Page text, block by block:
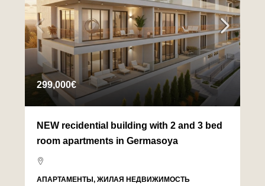
299,000€
NEW recidential building with 2 and 3 bed
room apartments in Germasoya
АПАРТАМЕНТЫ, ЖИЛАЯ НЕДВИЖИМОСТЬ